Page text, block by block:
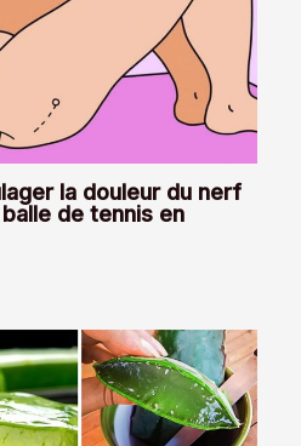
la douleur du nerf
de tennis en